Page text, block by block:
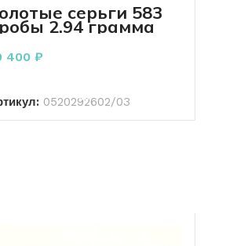
серьги 583
2.94 грамма
400₽
0520292602/03